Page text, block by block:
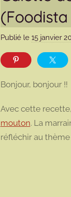
(Foodista
Publié le 15 janvier
Bonjour, bonjour !!
Avec cette
mouton. La
réfléchir au thème